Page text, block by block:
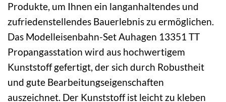
Produkte, um Ihnen ein langanhaltendes und
zufriedenstellendes Bauerlebnis zu ermöglichen.
Das Modelleisenbahn-Set Auhagen 13351 TT
Propangasstation wird aus hochwertigem
Kunststoff gefertigt, der sich durch Robustheit
und gute Bearbeitungseigenschaften
auszeichnet. Der Kunststoff ist leicht zu kleben